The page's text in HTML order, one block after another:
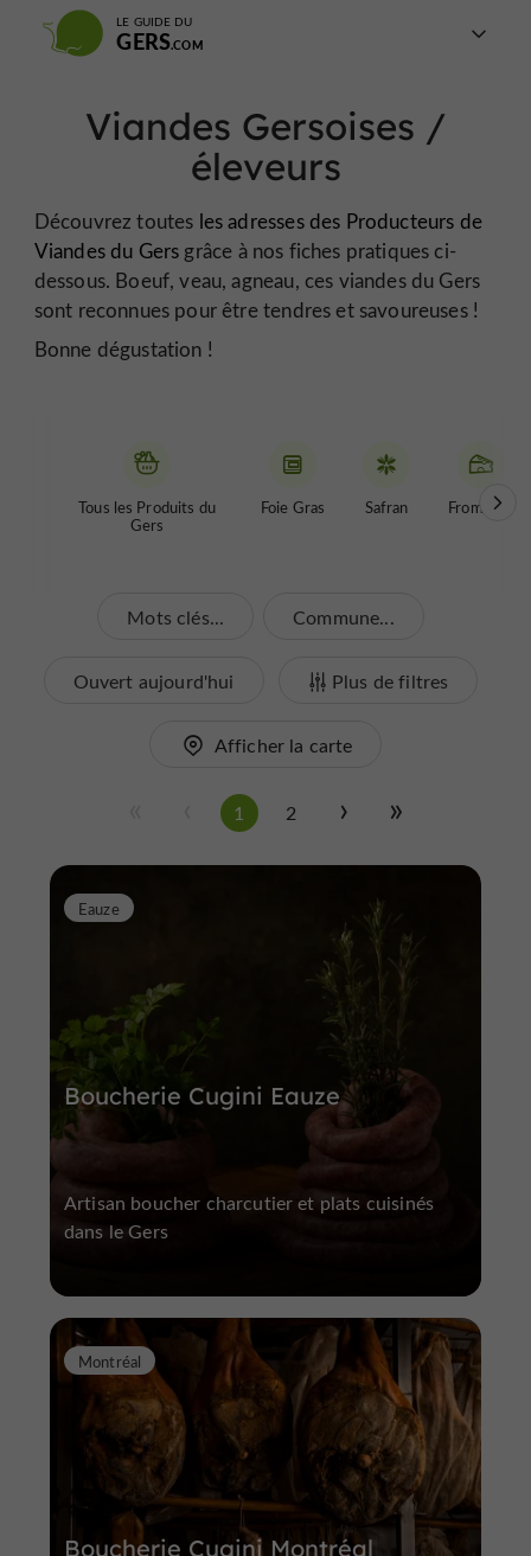
LE GUIDE DU
GERS
Viandes Gersoises /
éleveurs
Découvrez toutes les adresses des Producteurs de
Viandes du Gers grâce à nos fiches pratiques ci-
dessous. Boeuf, veau, agneau, ces viandes du Gers
sont reconnues pour être tendres et savoureuses !
Bonne dégustation !
Tous les Produits du
Gers
Foie Gras Safran Fromages
Mots clés... Commune...
Ouvert aujourd'hui Plus de filtres
Afficher la carte
1 2
Boucherie Cugini Eauze
Eauze
Artisan boucher charcutier et plats cuisinés
dans le Gers
Boucherie Cugini Montréal
Montréal